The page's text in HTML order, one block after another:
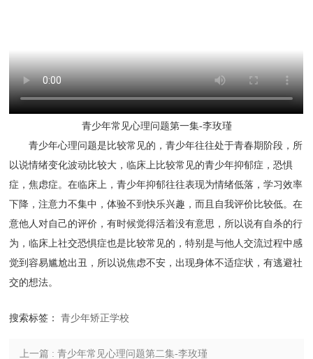
青少年常见心理问题第一集-李玫瑾
青少年心理问题是比较常见的，青少年往往处于青春期阶段，所
以说情绪变化波动比较大，临床上比较常见的青少年抑郁症，恐惧
症，焦虑症。在临床上，青少年抑郁往往表现为情绪低落，学习效率
下降，注意力不集中，体验不到快乐兴趣，而且自我评价比较低。在
意他人对自己的评价，有时候觉得活着没有意思，所以说有自杀的行
为，临床上社交恐惧症也是比较常见的，特别是与他人交流过程中感
觉到容易尴尬出丑，所以说焦虑不安，出现身体不适症状，有逃避社
交的想法。
搜索标签：青少年矫正学校
上一篇 : 青少年常见心理问题第二集-李玫瑾